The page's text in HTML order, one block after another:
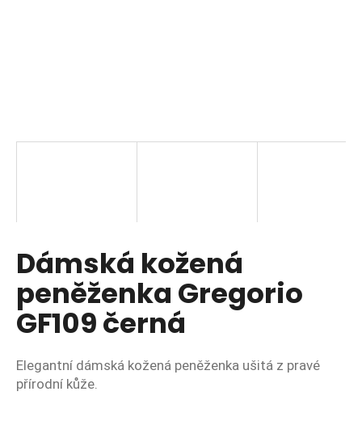
Dámská kožená
peněženka Gregorio
GF109 černá
Elegantní dámská kožená peněženka ušitá z pravé
přírodní kůže.
D
o
p
o
r
č
u